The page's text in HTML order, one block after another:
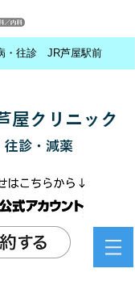
・往診 JR芦屋駅前
屋クリニック
往診・減薬